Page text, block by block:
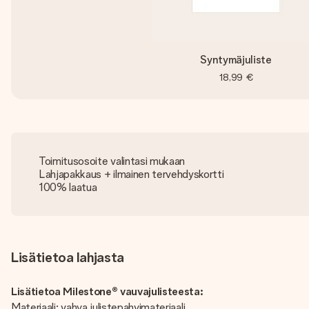
Syntymäjuliste
18,99 €
Toimitusosoite valintasi mukaan
Lahjapakkaus + ilmainen tervehdyskortti
100% laatua
Lisätietoa lahjasta
Lisätietoa Milestone® vauvajulisteesta: